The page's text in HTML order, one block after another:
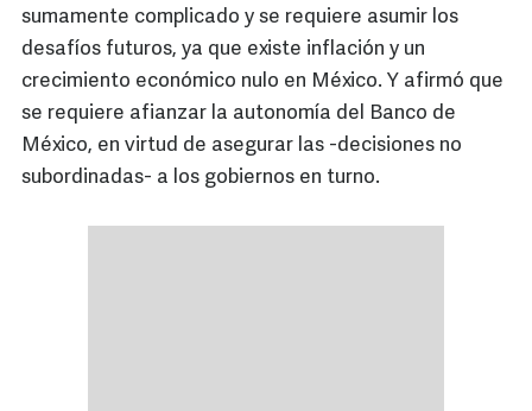
sumamente complicado y se requiere asumir los
desafíos futuros, ya que existe inflación y un
crecimiento económico nulo en México. Y afirmó que
se requiere afianzar la autonomía del Banco de
México, en virtud de asegurar las -decisiones no
subordinadas- a los gobiernos en turno.